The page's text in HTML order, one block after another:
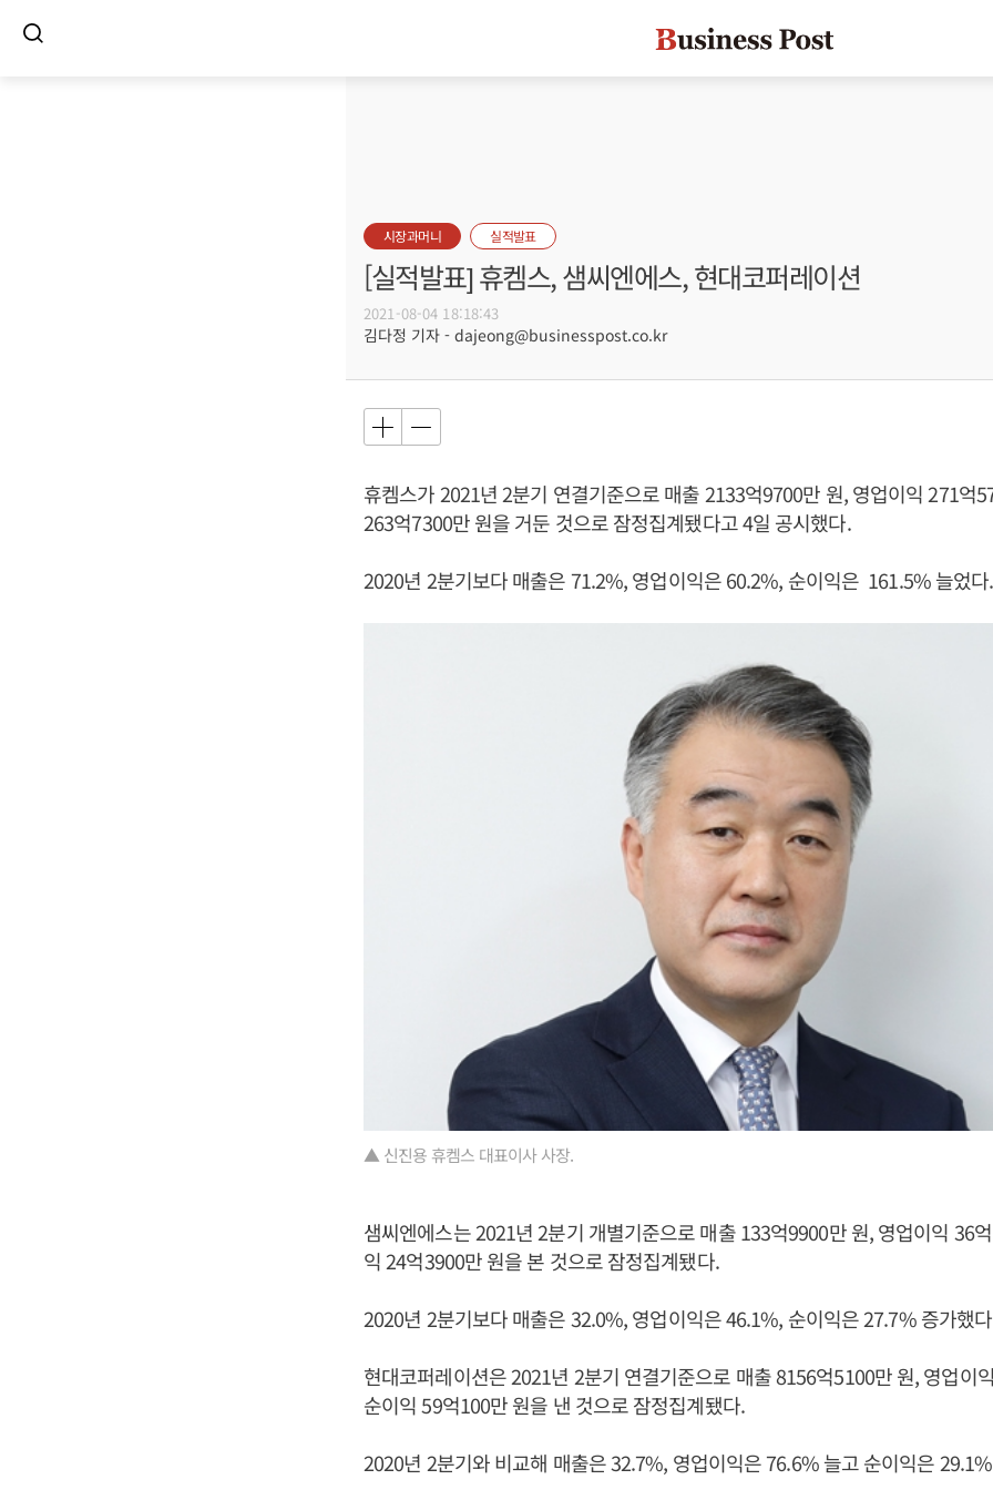
시장과머니 실적발표
[실적발표] 휴켐스, 샘씨엔에스, 현대코퍼레이션
2021-08-04 18:18:43
김다정 기자 - dajeong@businesspost.co.kr
휴켐스가 2021년 2분기 연결기준으로 매출 2133억9700만 원, 영업이익 271억
263억7300만 원을 거둔 것으로 잠정집계됐다고 4일 공시했다.
2020년 2분기보다 매출은 71.2%, 영업이익은 60.2%, 순이익은 161.5% 늘었다.
▲ 신진용 휴켐스 대표이사 사장.
샘씨엔에스는 2021년 2분기 개별기준으로 매출 133억9900만 원, 영업이익 36
익 24억3900만 원을 본 것으로 잠정집계됐다.
2020년 2분기보다 매출은 32.0%, 영업이익은 46.1%, 순이익은 27.7% 증가했
현대코퍼레이션은 2021년 2분기 연결기준으로 매출 8156억5100만 원, 영업이
순이익 59억100만 원을 낸 것으로 잠정집계됐다.
2020년 2분기와 비교해 매출은 32.7%, 영업이익은 76.6% 늘고 순이익은